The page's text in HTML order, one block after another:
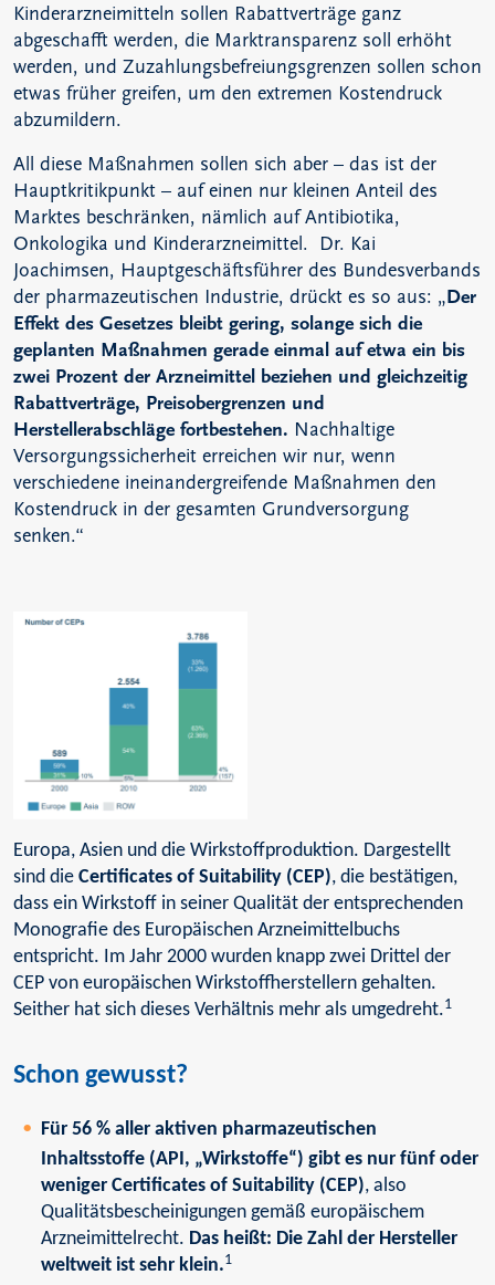
Kinderarzneimitteln sollen Rabattverträge ganz
abgeschafft werden, die Marktransparenz soll erhöht
werden, und Zuzahlungsbefreiungsgrenzen sollen schon
etwas früher greifen, um den extremen Kostendruck
abzumildern.
All diese Maßnahmen sollen sich aber – das ist der
Hauptkritikpunkt – auf einen nur kleinen Anteil des
Marktes beschränken, nämlich auf Antibiotika,
Onkologika und Kinderarzneimittel. Dr. Kai
Joachimsen, Hauptgeschäftsführer des Bundesverbands
der pharmazeutischen Industrie, drückt es so aus: „Der
Effekt des Gesetzes bleibt gering, solange sich die
geplanten Maßnahmen gerade einmal auf etwa ein bis
zwei Prozent der Arzneimittel beziehen und gleichzeitig
Rabattverträge, Preisobergrenzen und
Herstellerabschläge fortbestehen. Nachhaltige
Versorgungssicherheit erreichen wir nur, wenn
verschiedene ineinandergreifende Maßnahmen den
Kostendruck in der gesamten Grundversorgung
senken.“
Europa, Asien und die Wirkstoffproduktion. Dargestellt
sind die Certificates of Suitability (CEP), die bestätigen,
dass ein Wirkstoff in seiner Qualität der entsprechenden
Monografie des Europäischen Arzneimittelbuchs
entspricht. Im Jahr 2000 wurden knapp zwei Drittel der
CEP von europäischen Wirkstoffherstellern gehalten.
Seither hat sich dieses Verhältnis mehr als umgedreht.1
Schon gewusst?
Für 56 % aller aktiven pharmazeutischen
Inhaltsstoffe (API, „Wirkstoffe“) gibt es nur fünf oder
weniger Certificates of Suitability (CEP), also
Qualitätsbescheinigungen gemäß europäischem
Arzneimittelrecht. Das heißt: Die Zahl der Hersteller
weltweit ist sehr klein.1